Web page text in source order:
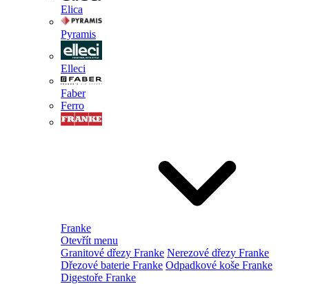
Elica
Pyramis
Elleci
Faber
Ferro
Franke
Otevřít menu
Granitové dřezy Franke Nerezové dřezy Franke
Dřezové baterie Franke Odpadkové koše Franke
Digestoře Franke